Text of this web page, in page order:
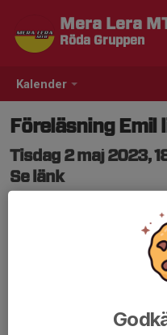
Kalender
Mera Lera
Röda Gruppen
Föreläsning Emil
Tisdag 2 maj 2023,
Se länk
Följ länken för anmälan
https://
lindgren-paminnelse?